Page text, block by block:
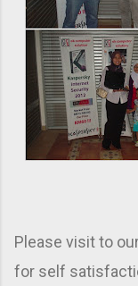
Please visit to
for self